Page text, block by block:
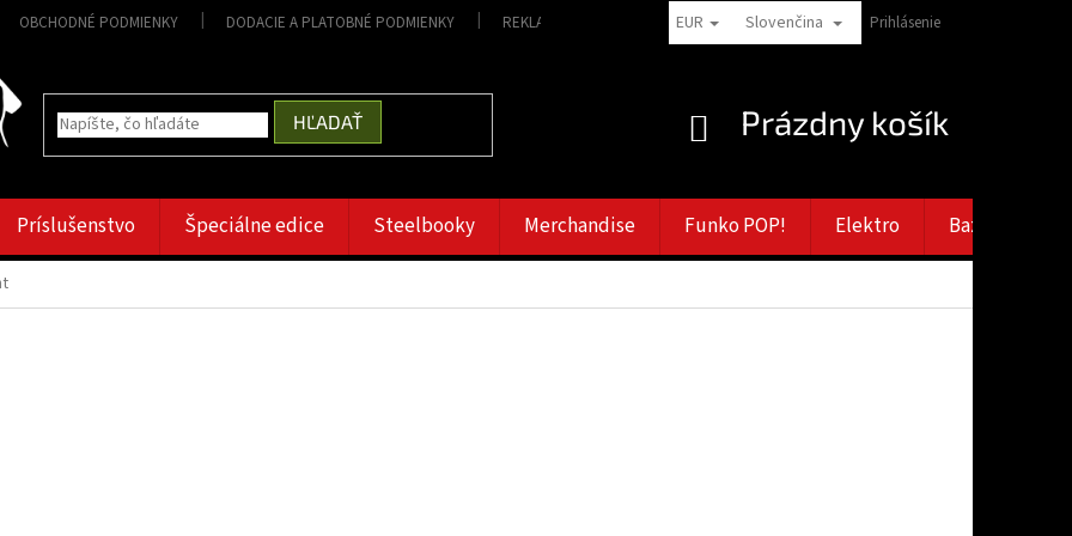
OBCHODNÉ PODMIENKY DODACIE A PLATOBNÉ PODMIENKY REKLAMAČNÝ RÁD VERNOSTNÉ ZĽAVY ZÁSADY SPRACOVANIA
EUR Slovenčina Prihlásenie
HĽADAŤ NÁKUPNÝ
KOŠÍK
Prázdny košík
Príslušenstvo Špeciálne edice Steelbooky Merchandise Funko POP! Elektro Bazar